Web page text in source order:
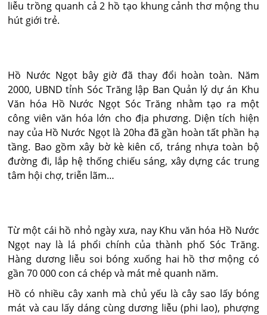
liễu trồng quanh cả 2 hồ tạo khung cảnh thơ mộng thu
hút giới trẻ.
Hồ Nước Ngọt bây giờ đã thay đổi hoàn toàn. Năm
2000, UBND tỉnh Sóc Trăng lập Ban Quản lý dự án Khu
Văn hóa Hồ Nước Ngọt Sóc Trăng nhằm tạo ra một
công viên văn hóa lớn cho địa phương. Diện tích hiện
nay của Hồ Nước Ngọt là 20ha đã gần hoàn tất phần hạ
tầng. Bao gồm xây bờ kè kiên cố, tráng nhựa toàn bộ
đường đi, lắp hệ thống chiếu sáng, xây dựng các trung
tâm hội chợ, triễn lãm…
Từ một cái hồ nhỏ ngày xưa, nay Khu văn hóa Hồ Nước
Ngọt nay là lá phổi chính của thành phố Sóc Trăng.
Hàng dương liễu soi bóng xuống hai hồ thơ mộng có
gần 70 000 con cá chép và mát mẻ quanh năm.
Hồ có nhiều cây xanh mà chủ yếu là cây sao lấy bóng
mát và cau lấy dáng cùng dương liễu (phi lao), phượng